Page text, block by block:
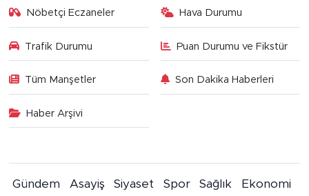
Nöbetçi Eczaneler Hava Durumu
Trafik Durumu Puan Durumu ve Fikstür
Tüm Manşetler Son Dakika Haberleri
Haber Arşivi
Gündem Asayiş Siyaset Spor Sağlık
Ekonomi